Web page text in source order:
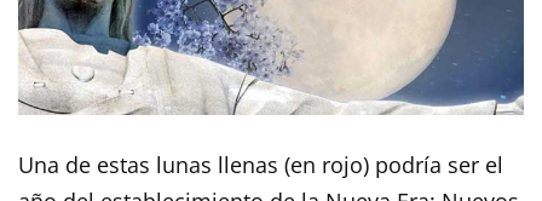
Una de estas lunas llenas (en rojo) podría ser el